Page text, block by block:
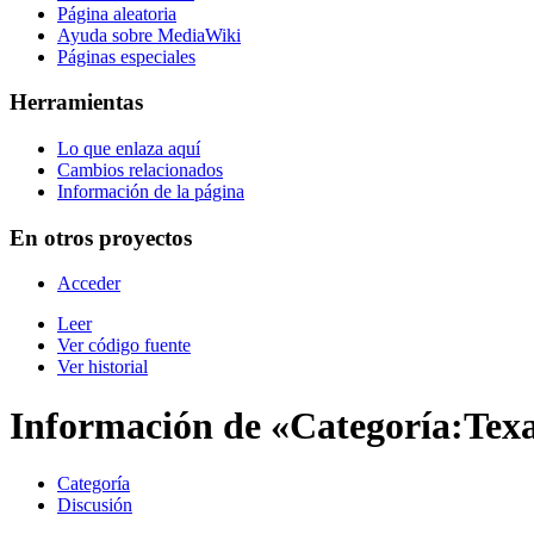
Página aleatoria
Ayuda sobre MediaWiki
Páginas especiales
Herramientas
Lo que enlaza aquí
Cambios relacionados
Información de la página
En otros proyectos
Acceder
Leer
Ver código fuente
Ver historial
Información de
Categoría
Discusión